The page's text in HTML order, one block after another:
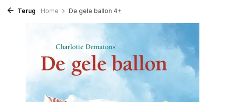
Terug Home De gele ballon 4+